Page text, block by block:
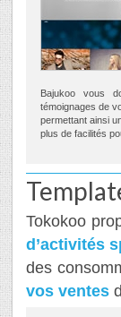
Bajukoo vous
témoignages de
permettant ainsi
plus de facilités
Tokokoo
d’activités
des
vos ventes